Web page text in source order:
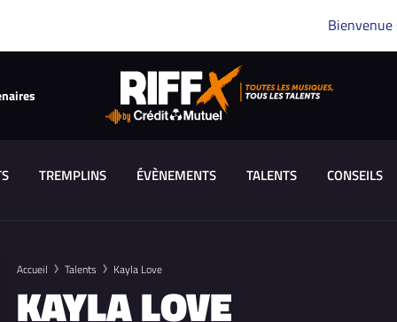
TREMPLINS ÉVÈNEMENTS TALENTS CONSEILS
Accueil Talents Kayla Love
KAYLA LOVE